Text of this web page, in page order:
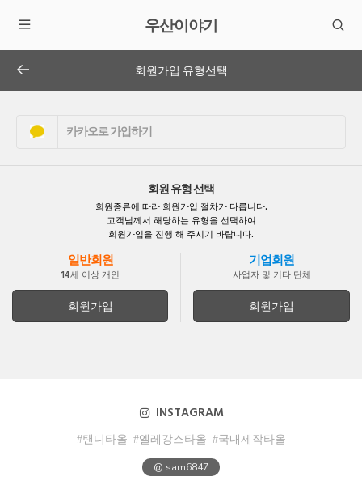
우산이야기
회원가입 유형선택
카카오로 가입하기
회원 유형 선택
회원종류에 따라 회원가입 절차가 다릅니다.
고객님께서 해당하는 유형을 선택하여
회원가입을 진행 해 주시기 바랍니다.
일반회원
14세 이상 개인
회원가입
기업회원
사업자 및 기타 단체
회원가입
INSTAGRAM
#탠디타올 #엘레강스타올 #국내제작타올
@ sam6847